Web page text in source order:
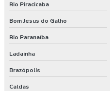
Rio Piracicaba
Bom Jesus do Galho
Rio Paranaíba
Ladainha
Brazópolis
Caldas